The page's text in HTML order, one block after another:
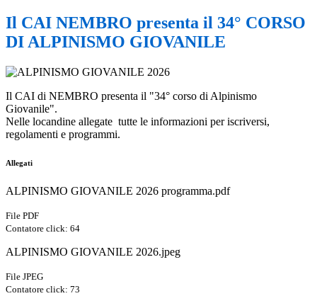
Il CAI NEMBRO presenta il 34° CORSO
DI ALPINISMO GIOVANILE
Il CAI di NEMBRO presenta il "34° corso di Alpinismo
Giovanile".
Nelle locandine allegate tutte le informazioni per iscriversi,
regolamenti e programmi.
Allegati
ALPINISMO GIOVANILE 2026 programma.pdf
File PDF
Contatore click: 64
ALPINISMO GIOVANILE 2026.jpeg
File JPEG
Contatore click: 73